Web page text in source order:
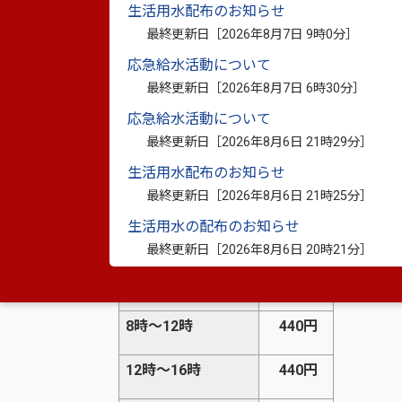
生活用水配布のお知らせ
最終更新日［2026年8月7日 9時0分
応急給水活動について
最終更新日［2026年8月7日 6時30分
応急給水活動について
最終更新日［2026年8月6日 21時29分
生活用水配布のお知らせ
最終更新日［2026年8月6日 21時25分
生活用水の配布のお知らせ
最終更新日［2026年8月6日 20時21分
日常の利用については無料ですが、占用
料金表（運動広場） 1面あたり
運動広場
8時～12時 440円
12時～16時 440円